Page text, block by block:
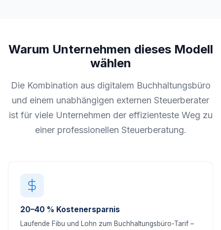
Warum Unternehmen dieses Modell
wählen
Die Kombination aus digitalem Buchhaltungsbüro
und einem unabhängigen externen Steuerberater
ist für viele Unternehmen der effizienteste Weg zu
einer professionellen Steuerberatung.
20–40 % Kostenersparnis
Laufende Fibu und Lohn zum Buchhaltungsbüro-Tarif –